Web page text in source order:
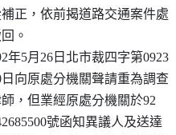
補正，依前揭道路交通案件處
。
年5月26日北市裁四字第0923
日向原處分機關聲請重為調查
師，但業經原處分機關於92
號函知異議人及送達